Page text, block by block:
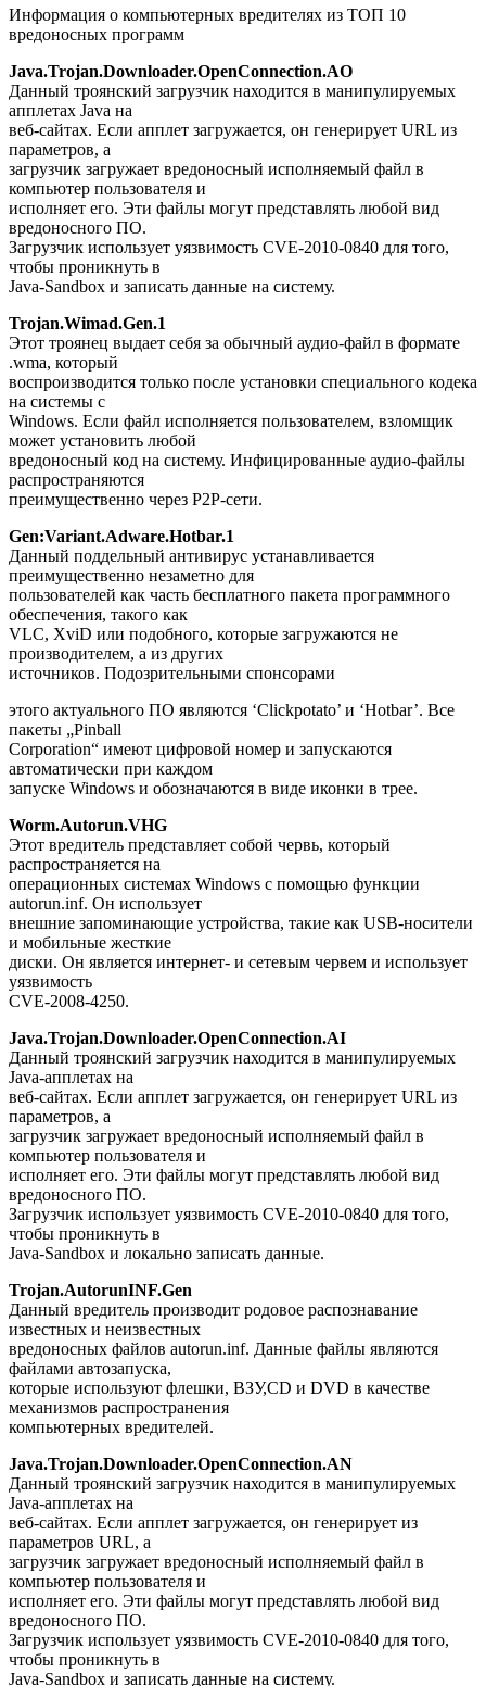
Информация о компьютерных вредителях из ТОП 10
вредоносных программ
Java.Trojan.Downloader.OpenConnection.AO
Данный троянский загрузчик находится в манипулируемых
апплетах Java на
веб-сайтах. Если апплет загружается, он генерирует URL из
параметров, а
загрузчик загружает вредоносный исполняемый файл в
компьютер пользователя и
исполняет его. Эти файлы могут представлять любой вид
вредоносного ПО.
Загрузчик использует уязвимость CVE-2010-0840 для того,
чтобы проникнуть в
Java-Sandbox и записать данные на систему.
Trojan.Wimad.Gen.1
Этот троянец выдает себя за обычный аудио-файл в формате
.wma, который
воспроизводится только после установки специального кодека
на системы с
Windows. Если файл исполняется пользователем, взломщик
может установить любой
вредоносный код на систему. Инфицированные аудио-файлы
распространяются
преимущественно через P2P-сети.
Gen:Variant.Adware.Hotbar.1
Данный поддельный антивирус устанавливается
преимущественно незаметно для
пользователей как часть бесплатного пакета программного
обеспечения, такого как
VLC, XviD или подобного, которые загружаются не
производителем, а из других
источников. Подозрительными спонсорами
этого актуального ПО являются ‘Clickpotato’ и ‘Hotbar’. Все
пакеты „Pinball
Corporation“ имеют цифровой номер и запускаются
автоматически при каждом
запуске Windows и обозначаются в виде иконки в трее.
Worm.Autorun.VHG
Этот вредитель представляет собой червь, который
распространяется на
операционных системах Windows с помощью функции
autorun.inf. Он использует
внешние запоминающие устройства, такие как USB-носители
и мобильные жесткие
диски. Он является интернет- и сетевым червем и использует
уязвимость
CVE-2008-4250.
Java.Trojan.Downloader.OpenConnection.AI
Данный троянский загрузчик находится в манипулируемых
Java-апплетах на
веб-сайтах. Если апплет загружается, он генерирует URL из
параметров, а
загрузчик загружает вредоносный исполняемый файл в
компьютер пользователя и
исполняет его. Эти файлы могут представлять любой вид
вредоносного ПО.
Загрузчик использует уязвимость CVE-2010-0840 для того,
чтобы проникнуть в
Java-Sandbox и локально записать данные.
Trojan.AutorunINF.Gen
Данный вредитель производит родовое распознавание
известных и неизвестных
вредоносных файлов autorun.inf. Данные файлы являются
файлами автозапуска,
которые используют флешки, ВЗУ,CD и DVD в качестве
механизмов распространения
компьютерных вредителей.
Java.Trojan.Downloader.OpenConnection.AN
Данный троянский загрузчик находится в манипулируемых
Java-апплетах на
веб-сайтах. Если апплет загружается, он генерирует из
параметров URL, а
загрузчик загружает вредоносный исполняемый файл в
компьютер пользователя и
исполняет его. Эти файлы могут представлять любой вид
вредоносного ПО.
Загрузчик использует уязвимость CVE-2010-0840 для того,
чтобы проникнуть в
Java-Sandbox и записать данные на систему.